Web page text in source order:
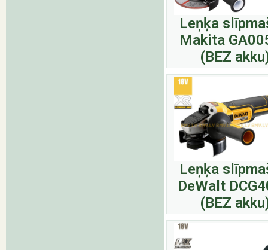
Leņķa
Makita
(BEZ
Leņķa
DeWalt
(BEZ